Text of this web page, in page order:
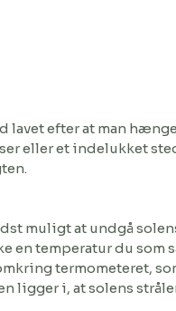
lavet efter at man
eller et indelukket
muligt at undgå
temperatur du
termometeret,
ligger i, at solens